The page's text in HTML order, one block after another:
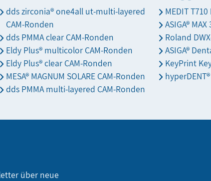
dds zirconia® one4all ut-multi-layered
CAM-Ronden
dds PMMA clear CAM-Ronden
Eldy Plus® multicolor CAM-Ronden
Eldy Plus® clear CAM-Ronden
MESA® MAGNUM SOLARE CAM-Ronden
dds PMMA multi-layered CAM-Ronden
MEDIT
ASIGA®
Roland
ASIGA®
KeyPrint
über neue